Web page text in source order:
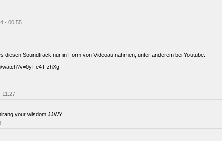
- 00:55
diesen Soundtrack nur in Form von Videoaufnahmen, unter anderem bei Youtube:
watch?v=0yFe4T-zhXg
11:27
your wisdom JJWY